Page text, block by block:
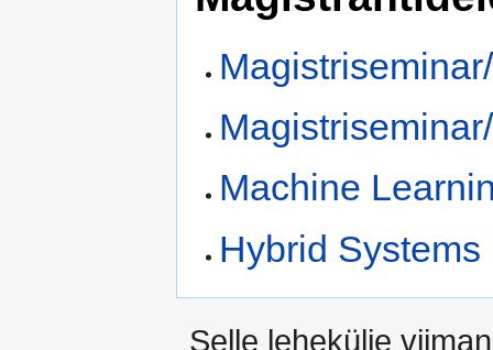
Machine
Hybrid Systems
Selle lehekülje